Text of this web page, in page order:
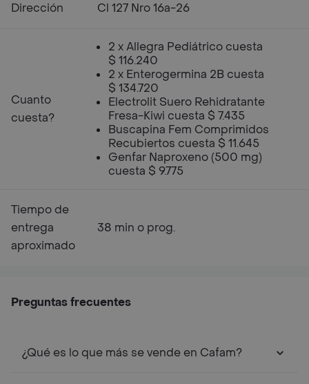
Dirección Cl 127 Nro 16a-26
Cuanto
cuesta?
2 x Allegra Pediátrico cuesta
$ 116.240
2 x Enterogermina 2B cuesta
$ 134.720
Electrolit Suero Rehidratante
Fresa-Kiwi cuesta $ 7.435
Buscapina Fem Comprimidos
Recubiertos cuesta $ 11.645
Genfar Naproxeno (500 mg)
cuesta $ 9.775
Tiempo de
entrega
aproximado
38 min o prog.
Preguntas frecuentes
¿Qué es lo que más se vende en Cafam?